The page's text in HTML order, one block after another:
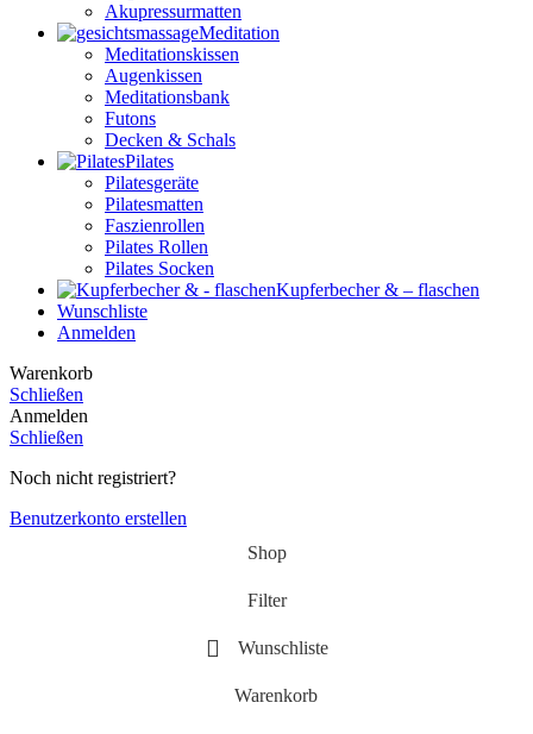
Akupressurmatten
Meditation
Meditationskissen
Augenkissen
Meditationsbank
Futons
Decken & Schals
Pilates
Pilatesgeräte
Pilatesmatten
Faszienrollen
Pilates Rollen
Pilates Socken
Kupferbecher & – flaschen
Wunschliste
Anmelden
Warenkorb
Schließen
Anmelden
Schließen
Noch nicht registriert?
Benutzerkonto erstellen
Shop
Filter
Wunschliste
Warenkorb